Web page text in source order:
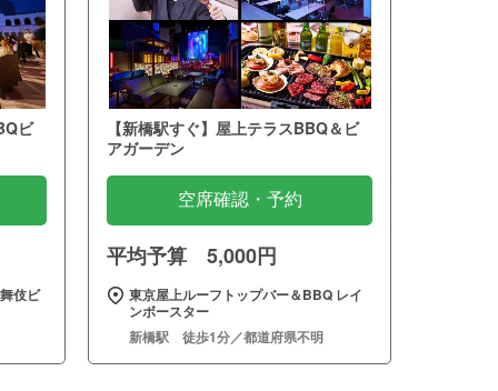
ビ
伎ビ
【新橋駅すぐ】屋上テラスBBQ＆ビ
アガーデン
空席確認・予約
平均予算 5,000円
東京屋上ルーフトップバー＆BBQ レイ
ンボースター
新橋駅 徒歩1分／都道府県不明